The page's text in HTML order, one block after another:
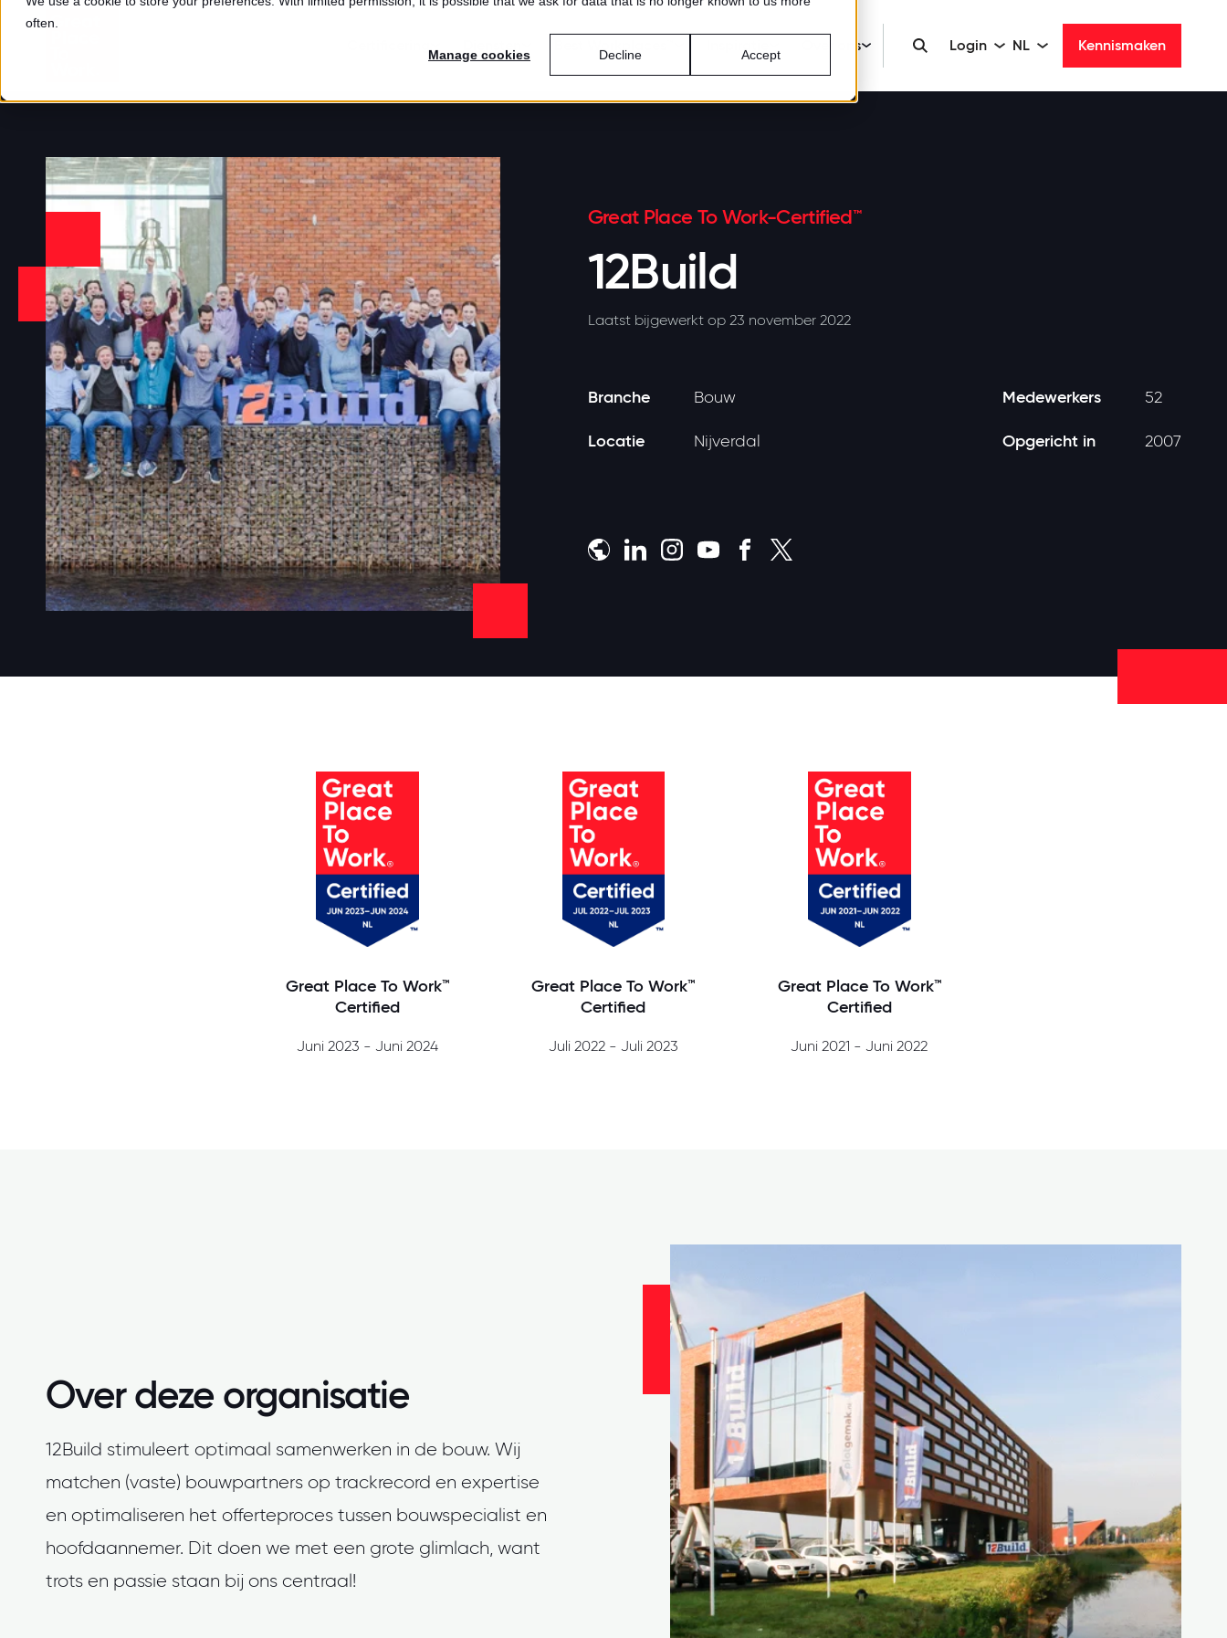
often.
Manage cookies Accept
Decline
Over ons Login NL Kennismaken
Great Place To Work-Certified™
12Build
Laatst bijgewerkt op 23 november 2022
Branche
Locatie
Bouw
Nijverdal
Medewerkers
Opgericht in
52
2007
Great Place To Work™
Certified
Juni 2023 - Juni 2024
Great Place To Work™
Certified
Juli 2022 - Juli 2023
Great Place To Work™
Certified
Juni 2021 - Juni 2022
Over deze organisatie
12Build stimuleert optimaal samenwerken in de bouw. Wij
matchen (vaste) bouwpartners op trackrecord en expertise
en optimaliseren het offerteproces tussen bouwspecialist en
hoofdaannemer. Dit doen we met een grote glimlach, want
trots en passie staan bij ons centraal!